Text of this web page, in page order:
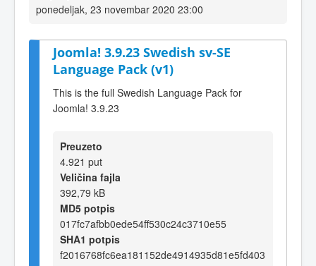
ponedeljak, 23 novembar 2020 23:00
Joomla! 3.9.23 Swedish sv-SE
Language Pack (v1)
This is the full Swedish Language Pack for
Joomla! 3.9.23
Preuzeto
4.921 put
Veličina fajla
392,79 kB
MD5 potpis
017fc7afbb0ede54ff530c24c3710e55
SHA1 potpis
f2016768fc6ea181152de4914935d81e5fd403